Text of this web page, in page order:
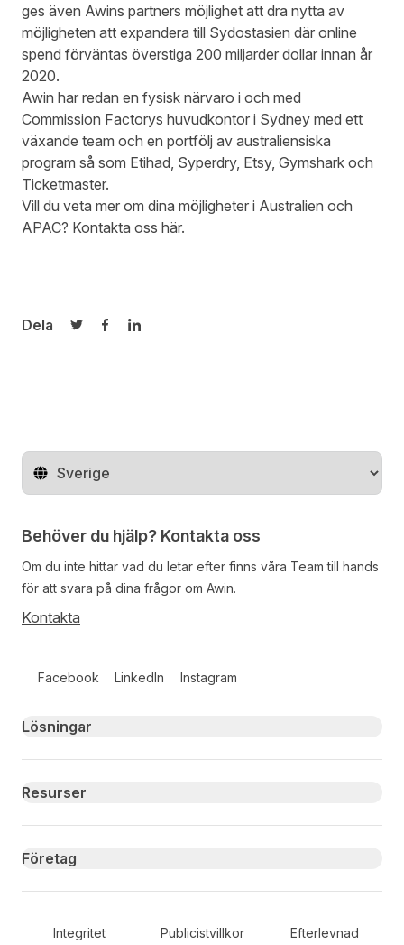
ges även Awins partners möjlighet att dra nytta av
möjligheten att expandera till Sydostasien där online
spend förväntas överstiga 200 miljarder dollar innan år
2020.
Awin har redan en fysisk närvaro i och med
Commission Factorys huvudkontor i Sydney med ett
växande team och en portfölj av australiensiska
program så som Etihad, Syperdry, Etsy, Gymshark och
Ticketmaster.
Vill du veta mer om dina möjligheter i Australien och
APAC? Kontakta oss här.
Dela
Dela på Twitter
Dela på Facebook
Dela på LinkedIn
Byt land
Behöver du hjälp? Kontakta oss
Om du inte hittar vad du letar efter finns våra Team till hands
för att svara på dina frågor om Awin.
Kontakta
Facebook LinkedIn Instagram
Primary footer navigation
Lösningar
Resurser
Företag
Secondary Footer Navigation
Integritet Publicistvillkor Efterlevnad